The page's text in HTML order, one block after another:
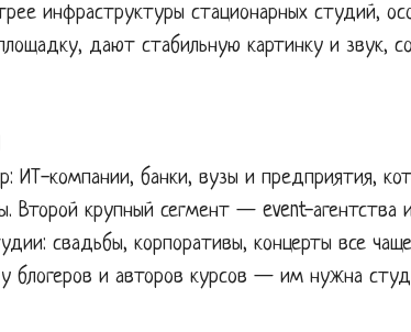
инфраструктуры стационарных студий,
дают стабильную картинку и звук,
ИТ-компании, банки, вузы и предприятия,
Второй крупный сегмент — event-агентства
свадьбы, корпоративы, концерты все
блогеров и авторов курсов — им нужна